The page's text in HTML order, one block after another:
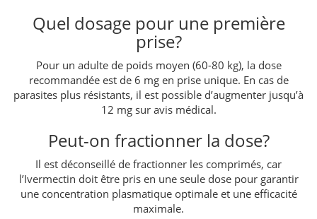
Quel dosage pour une première
prise?
Pour un adulte de poids moyen (60-80 kg), la dose
recommandée est de 6 mg en prise unique. En cas de
parasites plus résistants, il est possible d’augmenter jusqu’à
12 mg sur avis médical.
Peut-on fractionner la dose?
Il est déconseillé de fractionner les comprimés, car
l’Ivermectin doit être pris en une seule dose pour garantir
une concentration plasmatique optimale et une efficacité
maximale.